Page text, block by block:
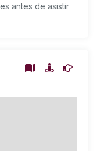
antes de asistir